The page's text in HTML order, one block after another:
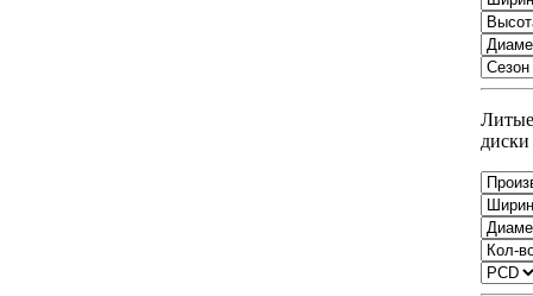
Литые
диски